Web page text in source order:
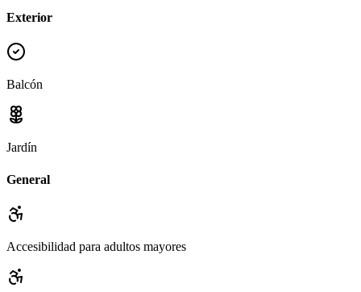
Exterior
Balcón
Jardín
General
Accesibilidad para adultos mayores